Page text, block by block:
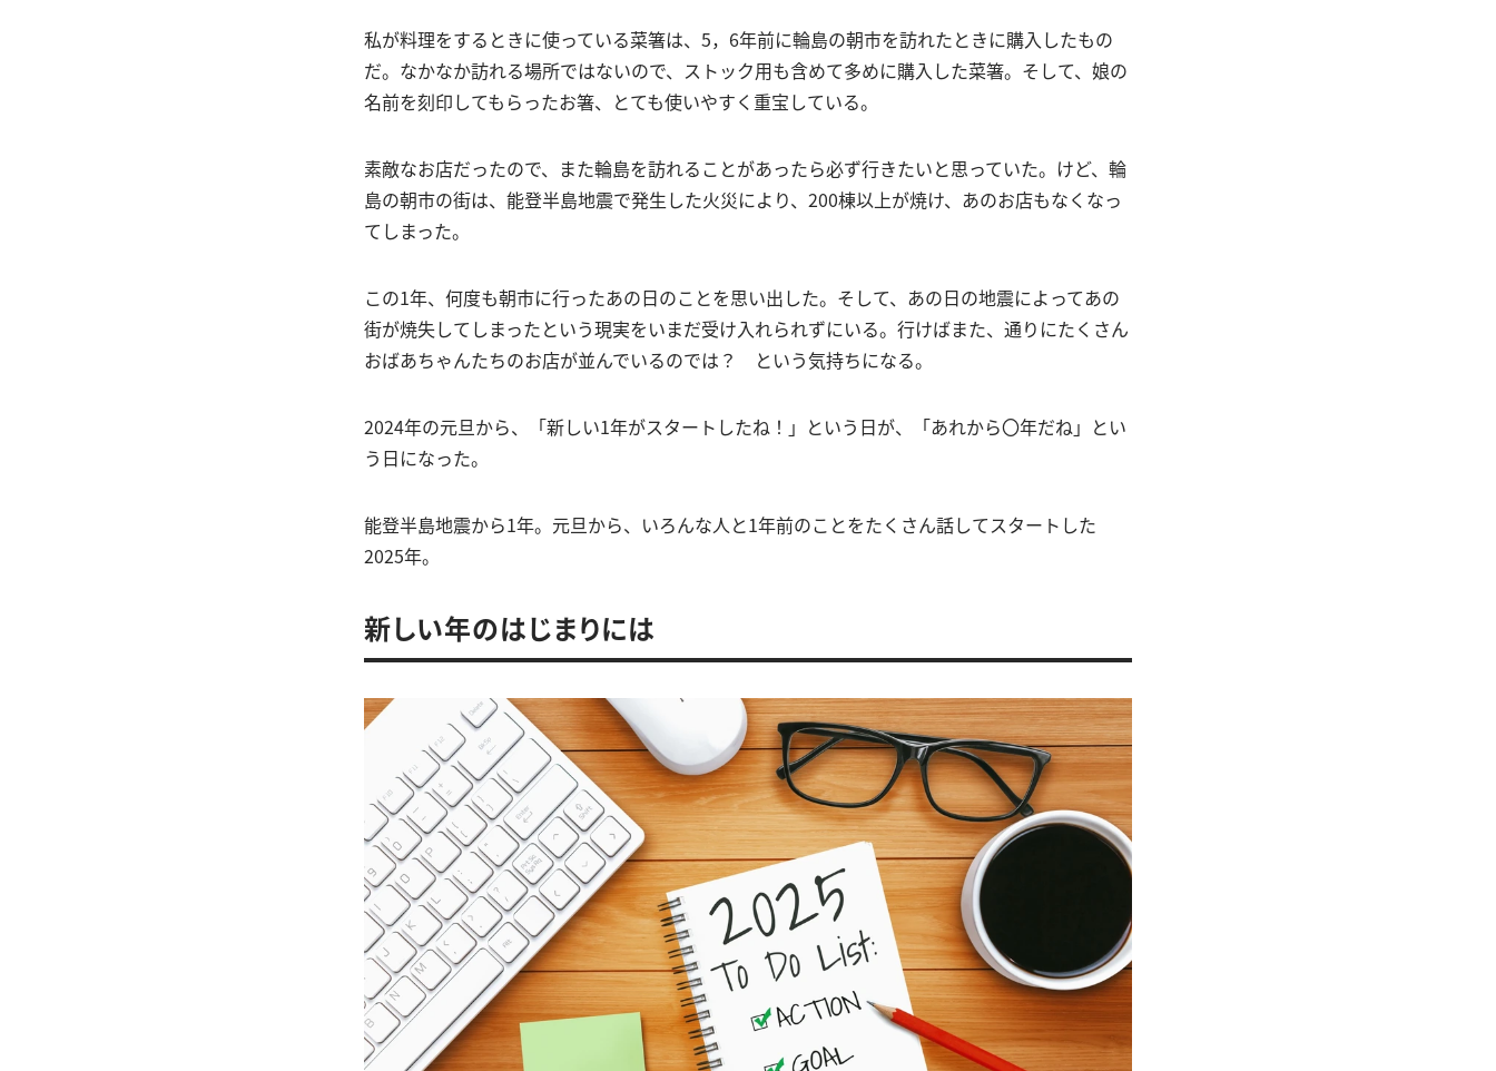
私が料理をするときに使っている菜箸は、5，6年前に輪島の朝市を訪れたときに購入したもの
だ。なかなか訪れる場所ではないので、ストック用も含めて多めに購入した菜箸。そして、娘の
名前を刻印してもらったお箸、とても使いやすく重宝している。
素敵なお店だったので、また輪島を訪れることがあったら必ず行きたいと思っていた。けど、輪
島の朝市の街は、能登半島地震で発生した火災により、200棟以上が焼け、あのお店もなくなっ
てしまった。
この1年、何度も朝市に行ったあの日のことを思い出した。そして、あの日の地震によってあの
街が焼失してしまったという現実をいまだ受け入れられずにいる。行けばまた、通りにたくさん
おばあちゃんたちのお店が並んでいるのでは？ という気持ちになる。
2024年の元旦から、「新しい1年がスタートしたね！」という日が、「あれから〇年だね」とい
う日になった。
能登半島地震から1年。元旦から、いろんな人と1年前のことをたくさん話してスタートした
2025年。
新しい年のはじまりには